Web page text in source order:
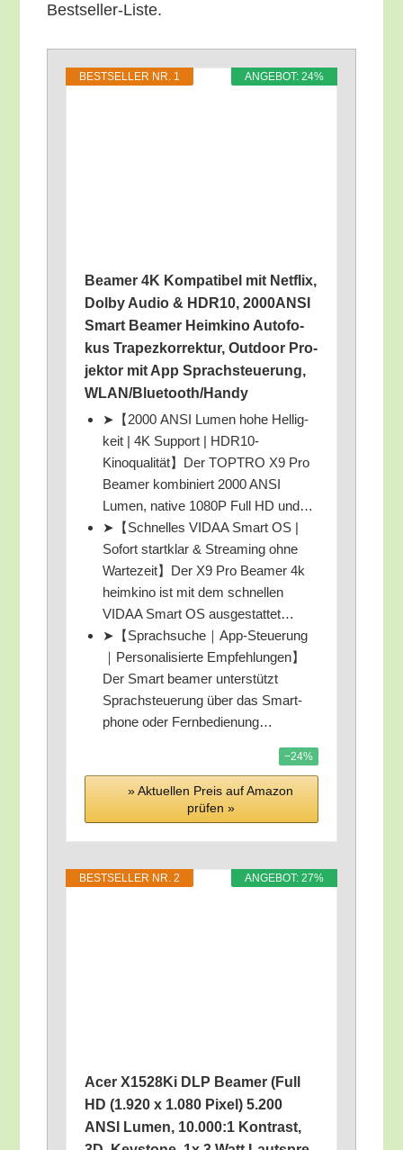
Bestseller-Liste.
ANGE­BOT: 24%
BEST­SEL­LER NR. 1
Bea­mer 4K Kom­pa­ti­bel mit Net­flix,
Dol­by Audio & HDR10, 2000ANSI
Smart Bea­mer Heim­ki­no Auto­fo­
kus Tra­pez­kor­rek­tur, Out­door Pro­
jek­tor mit App Sprach­steue­rung,
WLAN/​Bluetooth/​Handy
➤【2000 ANSI Lumen hohe Hel­lig­
keit | 4K Sup­port | HDR10-
Kinoqualität】Der TOPTRO X9 Pro
Bea­mer kom­bi­niert 2000 ANSI
Lumen, nati­ve 1080P Full HD und…
➤【Schnel­les VIDAA Smart OS |
Sofort start­klar & Strea­ming ohne
Wartezeit】Der X9 Pro Bea­mer 4k
heim­ki­no ist mit dem schnel­len
VIDAA Smart OS ausgestattet…
➤【Sprachsuche｜App-Steuerung
｜Personalisierte Empfehlungen】
Der Smart bea­mer unter­stützt
Sprach­steue­rung über das Smart­
phone oder Fernbedienung…
−24%
» Aktu­el­len Preis auf Ama­zon
prü­fen »
ANGE­BOT: 27%
BEST­SEL­LER NR. 2
Acer X1528Ki DLP Bea­mer (Full
HD (1.920 x 1.080 Pixel) 5.200
ANSI Lumen, 10.000:1 Kon­trast,